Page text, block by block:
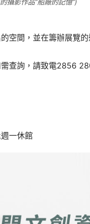
攝影作品”船廠的記憶”)
間，並在籌辦展覽的
詢，請致電2856
一休館